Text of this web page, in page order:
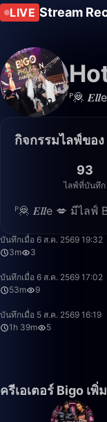
LIVE Stream
ᴾ🦧
กิจกรรมไลฟ์ของ
93
ไลฟ์ที่บันทึก
ᴾ🦧 𝑬𝒍𝒍e 💋 มีไล
บันทึกเมื่อ 6 ส.ค. 2569 19:32
3m
3
บันทึกเมื่อ 6 ส.ค. 2569 17:02
53m
9
บันทึกเมื่อ 5 ส.ค. 2569 16:19
1h 39m
5
ครีเอเตอร์ Bigo เพิ่